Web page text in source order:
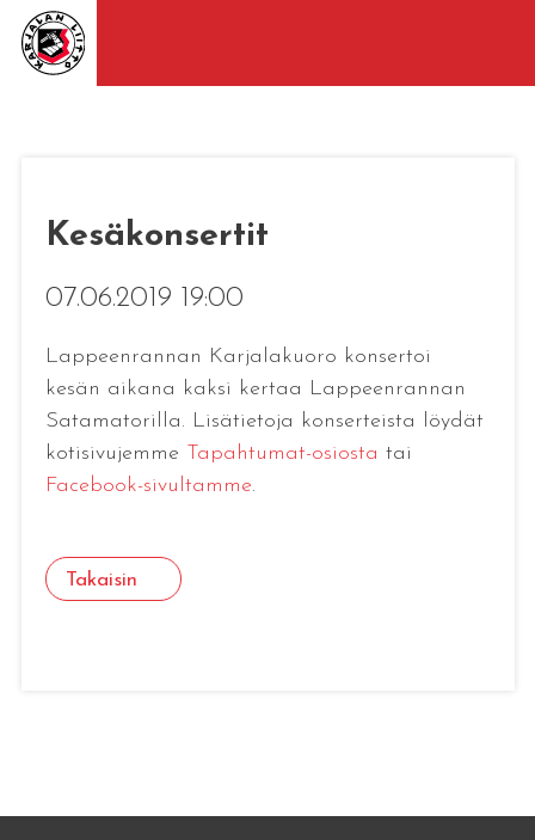
Kesäkonsertit
07.06.2019 19:00
Lappeenrannan Karjalakuoro konsertoi
kesän aikana kaksi kertaa Lappeenrannan
Satamatorilla. Lisätietoja konserteista löydät
kotisivujemme Tapahtumat-osiosta tai
Facebook-sivultamme.
Takaisin